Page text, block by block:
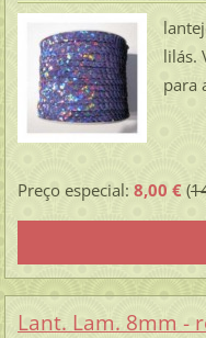
lilás.
para
Preço especial: 8,00 €(
Lant. Lam. 8mm -